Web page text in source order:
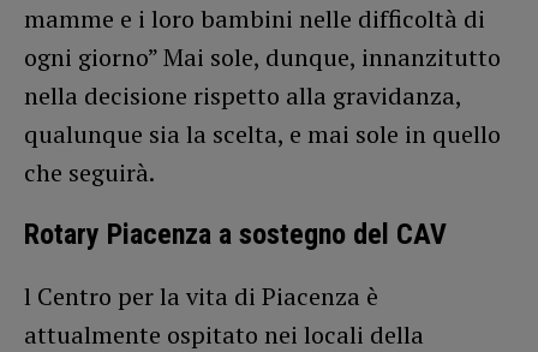
mamme e i loro bambini nelle difficoltà di
ogni giorno” Mai sole, dunque, innanzitutto
nella decisione rispetto alla gravidanza,
qualunque sia la scelta, e mai sole in quello
che seguirà.
Rotary Piacenza a sostegno del CAV
l Centro per la vita di Piacenza è
attualmente ospitato nei locali della